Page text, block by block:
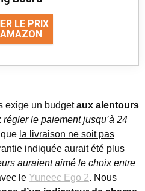
LE PRIX
exige un budgetaux alentours
régler le paiement jusqu’à 24
la livraison ne soit pas
indiquée aurait été plus
auraient aimé le choix entre
le Yuneec Ego 2. Nous